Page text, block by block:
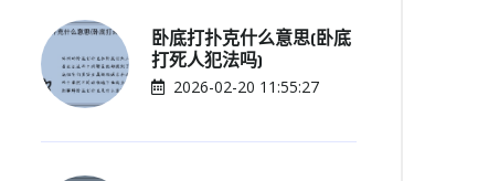
卧底打扑克什么意思(卧底
打死人犯法吗)
2026-02-20 11:55:27